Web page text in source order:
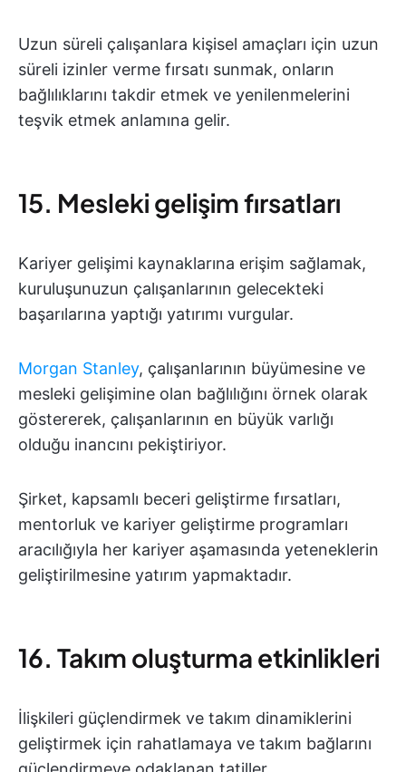
Uzun süreli çalışanlara kişisel amaçları için uzun
süreli izinler verme fırsatı sunmak, onların
bağlılıklarını takdir etmek ve yenilenmelerini
teşvik etmek anlamına gelir.
15. Mesleki gelişim fırsatları
Kariyer gelişimi kaynaklarına erişim sağlamak,
kuruluşunuzun çalışanlarının gelecekteki
başarılarına yaptığı yatırımı vurgular.
Morgan Stanley, çalışanlarının büyümesine ve
mesleki gelişimine olan bağlılığını örnek olarak
göstererek, çalışanlarının en büyük varlığı
olduğu inancını pekiştiriyor.
Şirket, kapsamlı beceri geliştirme fırsatları,
mentorluk ve kariyer geliştirme programları
aracılığıyla her kariyer aşamasında yeteneklerin
geliştirilmesine yatırım yapmaktadır.
16. Takım oluşturma etkinlikleri
İlişkileri güçlendirmek ve takım dinamiklerini
geliştirmek için rahatlamaya ve takım bağlarını